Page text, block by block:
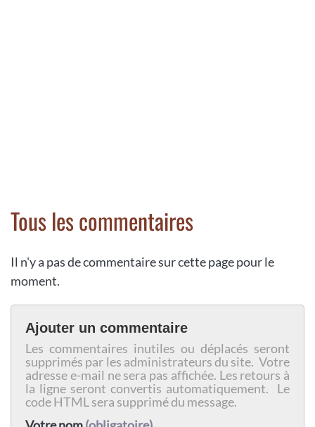
Tous les commentaires
Il n'y a pas de commentaire sur cette page pour le
moment.
Ajouter un commentaire
Les commentaires inutiles ou déplacés seront
supprimés par les administrateurs du site. Votre
adresse e-mail ne sera pas affichée. Les retours à
la ligne seront convertis automatiquement. Le
code HTML sera supprimé du message.